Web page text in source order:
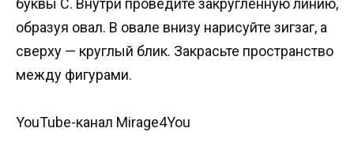
образуя овал. В овале внизу нарисуйте зигзаг, а
сверху — круглый блик. Закрасьте пространство
между фигурами.
YouTube-канал Mirage4You